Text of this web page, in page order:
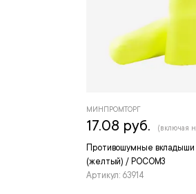
Противошумные вкладыши
(желтый) / РОСОМЗ
Артикул: 63914
МИНПРОМТОРГ
17.08 руб. (включая